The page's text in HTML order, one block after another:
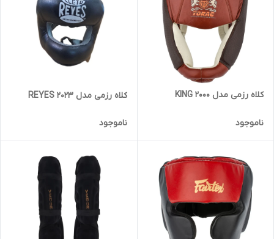
کلاه رزمی مدل KING 2000
ناموجود
کلاه رزمی مدل REYES 2023
ناموجود